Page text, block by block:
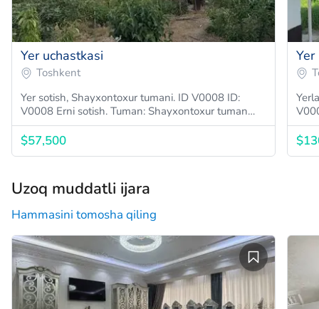
Yer uchastkasi
Toshkent
Yer sotish, Shayxontoxur tumani. ID V0008 ID:
V0008 Erni sotish. Tuman: Shayxontoxur tuman…
$57,500
Uzoq muddatli ijara
Hammasini tomosha qiling